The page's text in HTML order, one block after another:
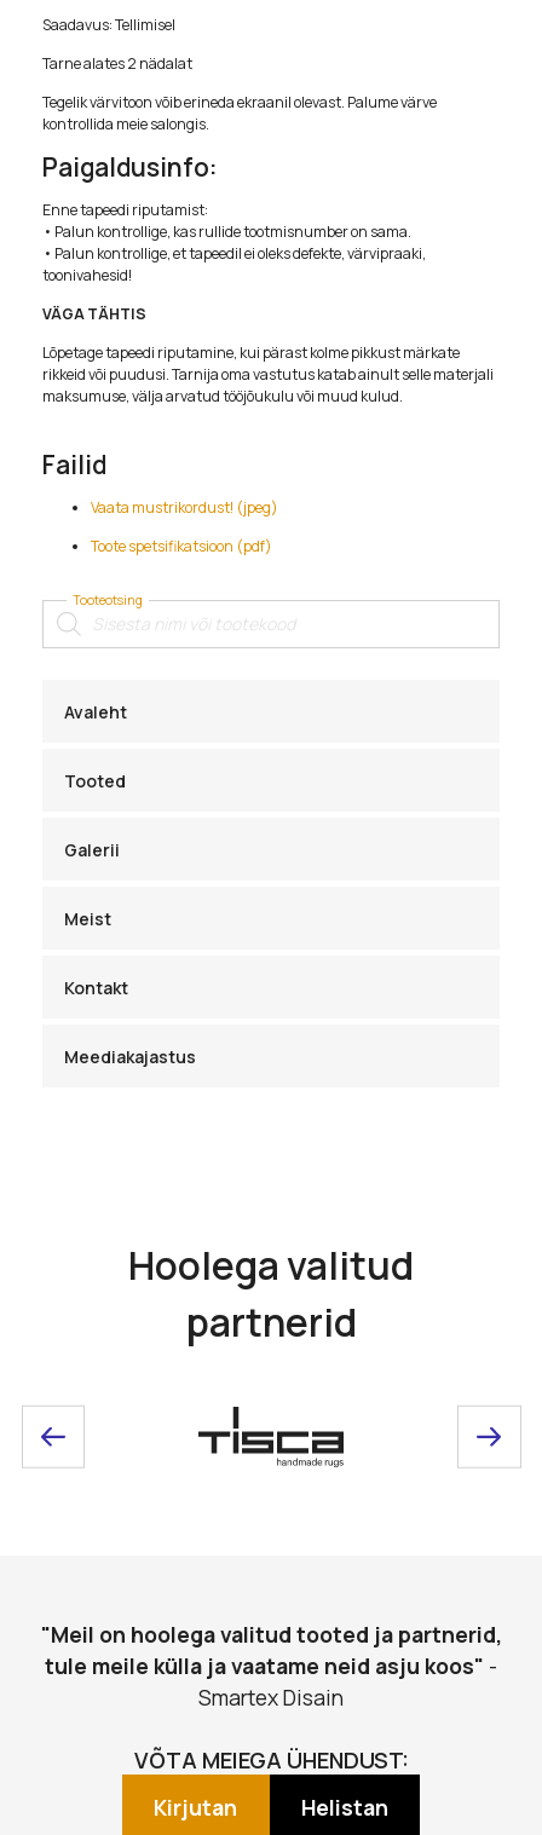
Tooteotsing
Products
search
Avaleht
Tooted
Galerii
Meist
Kontakt
Meediakajastus
Saadavus: Tellimisel
Tarne alates 2 nädalat
Tegelik värvitoon võib erineda ekraanil olevast. Palume värve
kontrollida meie salongis.
Paigaldusinfo:
Enne tapeedi riputamist:
• Palun kontrollige, kas rullide tootmisnumber on sama.
• Palun kontrollige, et tapeedil ei oleks defekte, värvipraaki,
toonivahesid!
VÄGA TÄHTIS
Lõpetage tapeedi riputamine, kui pärast kolme pikkust märkate
rikkeid või puudusi. Tarnija oma vastutus katab ainult selle materjali
maksumuse, välja arvatud tööjõukulu või muud kulud.
Failid
Vaata mustrikordust! (jpeg)
Toote spetsifikatsioon (pdf)
Hoolega valitud
partnerid
"Meil on hoolega valitud tooted ja partnerid,
tule meile külla ja vaatame neid asju koos" -
Smartex Disain
VÕTA MEIEGA ÜHENDUST:
Kirjutan Helistan